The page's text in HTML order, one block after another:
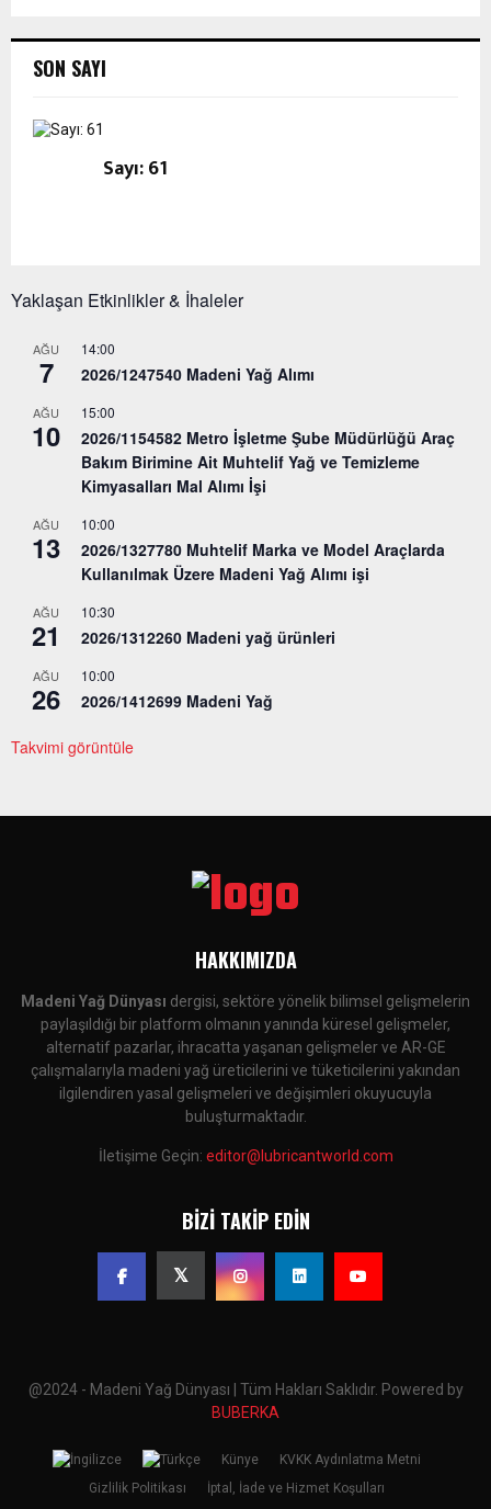
SON SAYI
Sayı: 61
Yaklaşan Etkinlikler & İhaleler
AĞU
7
14:00
2026/1247540 Madeni Yağ Alımı
AĞU
10
15:00
2026/1154582 Metro İşletme Şube Müdürlüğü Araç
Bakım Birimine Ait Muhtelif Yağ ve Temizleme
Kimyasalları Mal Alımı İşi
AĞU
13
10:00
2026/1327780 Muhtelif Marka ve Model Araçlarda
Kullanılmak Üzere Madeni Yağ Alımı işi
AĞU
21
10:30
2026/1312260 Madeni yağ ürünleri
AĞU
26
10:00
2026/1412699 Madeni Yağ
Takvimi görüntüle
HAKKIMIZDA
Madeni Yağ Dünyası dergisi, sektöre yönelik bilimsel gelişmelerin
paylaşıldığı bir platform olmanın yanında küresel gelişmeler,
alternatif pazarlar, ihracatta yaşanan gelişmeler ve AR-GE
çalışmalarıyla madeni yağ üreticilerini ve tüketicilerini yakından
ilgilendiren yasal gelişmeleri ve değişimleri okuyucuyla
buluşturmaktadır.
İletişime Geçin: editor@lubricantworld.com
BIZI TAKIP EDIN
@2024 - Madeni Yağ Dünyası | Tüm Hakları Saklıdır. Powered by
BUBERKA
Künye
KVKK Aydınlatma Metni
Gizlilik Politikası
İptal, İade ve Hizmet Koşulları